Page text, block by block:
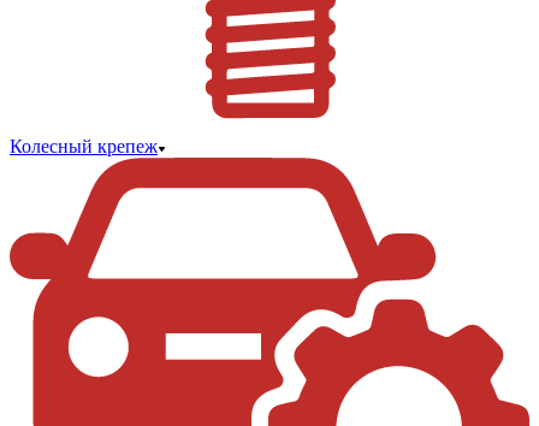
Колесный крепеж